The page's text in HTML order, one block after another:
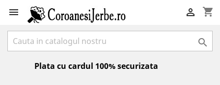
 shopping_cart


Plata cu cardul 100% securizata